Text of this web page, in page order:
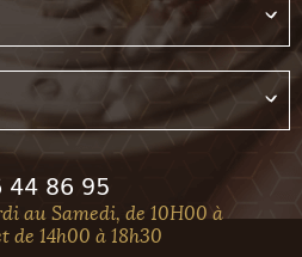
44 86 95
au Samedi, de 10H00 à
de 14h00 à 18h30